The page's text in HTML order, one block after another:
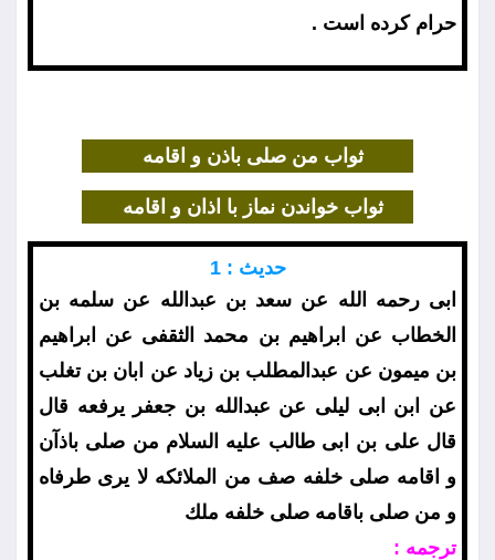
حرام كرده است .
ثواب من صلى باذن و اقامه
ثواب خواندن نماز با اذان و اقامه
حديث : 1
ابى رحمه الله عن سعد بن عبدالله عن سلمه بن
الخطاب عن ابراهيم بن محمد الثقفى عن ابراهيم
بن ميمون عن عبدالمطلب بن زياد عن ابان بن تغلب
عن ابن ابى ليلى عن عبدالله بن جعفر يرفعه قال
قال على بن ابى طالب عليه السلام من صلى باذآن
و اقامه صلى خلفه صف من الملائكه لا يرى طرفاه
و من صلى باقامه صلى خلفه ملك
ترجمه :